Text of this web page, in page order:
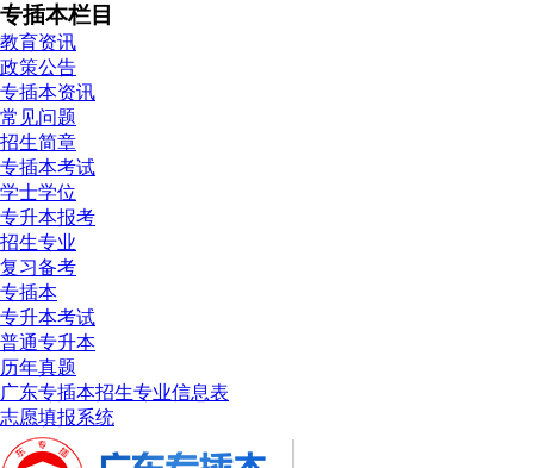
专插本栏目
教育资讯
政策公告
专插本资讯
常见问题
招生简章
专插本考试
学士学位
专升本报考
招生专业
复习备考
专插本
专升本考试
普通专升本
历年真题
广东专插本招生专业信息表
志愿填报系统